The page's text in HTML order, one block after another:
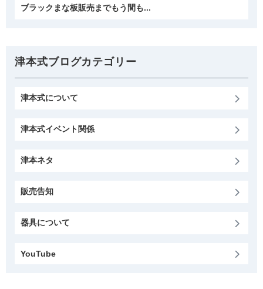
ブラックまな板販売までもう間も...
津本式ブログカテゴリー
津本式について
津本式イベント関係
津本ネタ
販売告知
器具について
YouTube